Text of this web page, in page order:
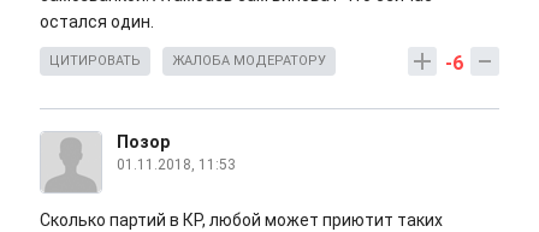
остался один.
-6
ЦИТИРОВАТЬ ЖАЛОБА МОДЕРАТОРУ
Позор
01.11.2018, 11:53
Сколько партий в КР, любой может приютит таких